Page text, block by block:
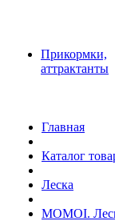
Прикормки,
аттрактанты
Главная
Каталог
Леска
MOMOI.